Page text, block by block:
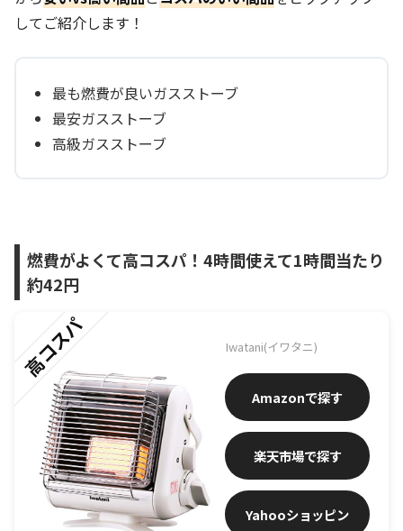
してご紹介します！
最も燃費が良いガスストーブ
最安ガスストーブ
高級ガスストーブ
燃費がよくて高コスパ！4時間使えて1時間当たり
約42円
高コスパ Iwatani(イワタニ)
楽天市場
Amazon
Yahooショッピン